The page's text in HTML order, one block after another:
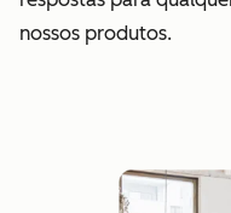
nossos produtos.